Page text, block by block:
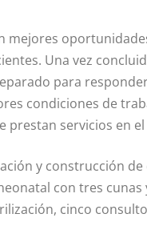
Una vez
para
condiciones de
prestan servicios en
y construcción
con tres
cinco